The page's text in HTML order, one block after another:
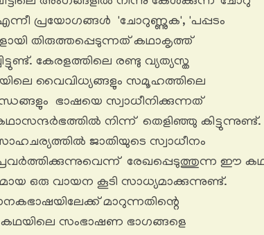
പ്രയോഗങ്ങൾ 'ചോറുണ്ണുക', 'പപ്പടം
തിരുത്തപ്പെടുന്നത് കഥാകൃത്ത്
കേരളത്തിലെ രണ്ടു വ്യത്യസ്ത
വൈവിധ്യങ്ങളും സമൂഹത്തിലെ
ഭാഷയെ സ്വാധീനിക്കുന്നത്
നിന്ന് തെളിഞ്ഞു കിട്ടുന്നുണ്ട്.
ജാതിയുടെ സ്വാധീനം
രേഖപ്പെടുത്തുന്ന ഈ
ഒരു വായന കൂടി സാധ്യമാക്കുന്നുണ്ട്.
മാറുന്നതിന്റെ
സംഭാഷണ ഭാഗങ്ങളെ